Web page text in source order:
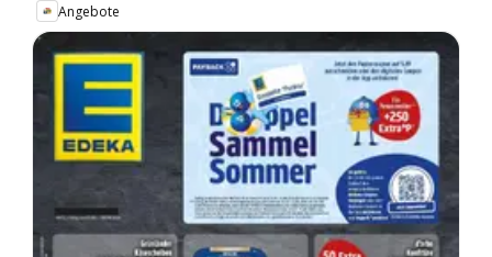
Angebote